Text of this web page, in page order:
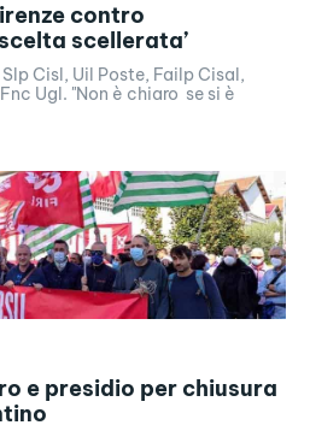
contro
scellerata’
Cisl, Uil Poste, Failp Cisal,
Ugl. "Non è chiaro se si è
e presidio per chiusura